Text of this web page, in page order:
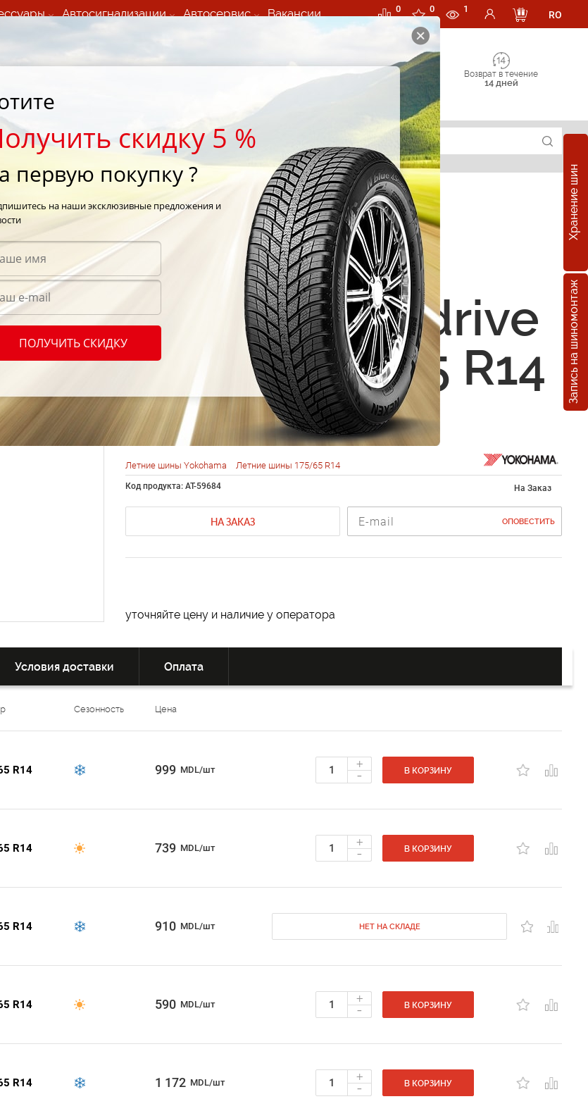
Автосигнализации Автосервис Вакансии 0 0 1
RO
24/7
Возврат в течение
14 дней
Хранение шин
Запись на шиномонтаж
Yokohama A.drive (AA01) 175/65 R14 82H
Летние шины
Yokohama A.drive
(AA01) 175/65 R14
82H
Летние шины Yokohama Летние шины 175/65 R14
Код продукта: AT-59684 На Заказ
НА ЗАКАЗ ОПОВЕСТИТЬ
уточняйте цену и наличие у оператора
Условия доставки Оплата
Сезонность Цена
R14 999 MDL/шт +
- В КОРЗИНУ
R14 739 MDL/шт +
- В КОРЗИНУ
R14 910 MDL/шт НЕТ НА СКЛАДЕ
R14 590 MDL/шт +
- В КОРЗИНУ
R14 1 172 MDL/шт +
- В КОРЗИНУ
скидку 5 %
первую покупку ?
на наши эксклюзивные предложения и
ПОЛУЧИТЬ СКИДКУ